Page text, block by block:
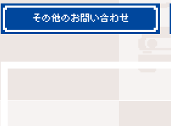
その他のお問い合わせ